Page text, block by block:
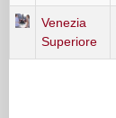
Venezia
Superiore